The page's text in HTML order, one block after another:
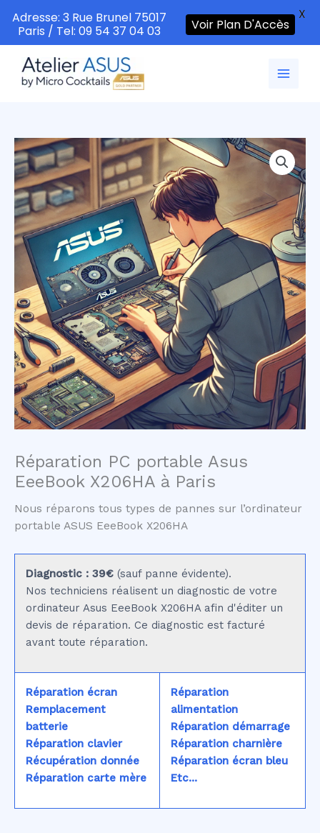
contenu
Réparation PC portable Asus
EeeBook X206HA à Paris
Nous réparons tous types de pannes sur l’ordinateur
portable ASUS EeeBook X206HA
Diagnostic : 39€ (sauf panne évidente).
Nos techniciens réalisent un diagnostic de votre
ordinateur Asus EeeBook X206HA afin d'éditer un
devis de réparation. Ce diagnostic est facturé
avant toute réparation.
Réparation écran
Remplacement
batterie
Réparation clavier
Récupération donnée
Réparation carte mère
Réparation
alimentation
Réparation démarrage
Réparation charnière
Réparation écran bleu
Etc...
Adresse: 3 Rue Brunel 75017
Paris / Tel: 09 54 37 04 03
Voir Plan D'Accès
X